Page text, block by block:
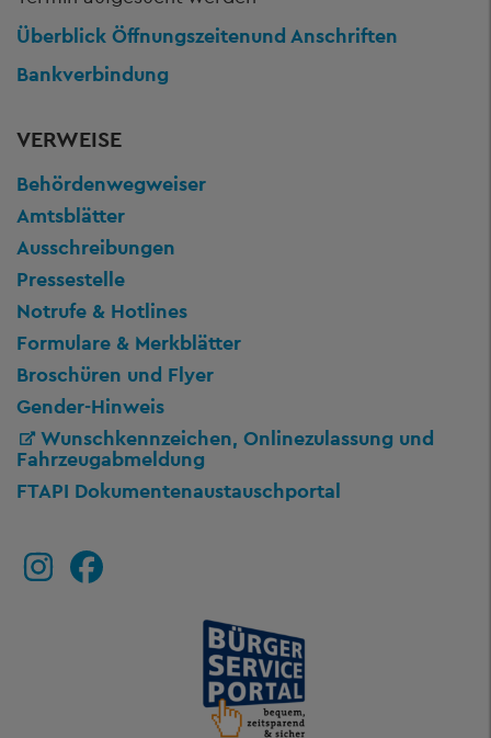
Überblick Öffnungszeitenund Anschriften
Bankverbindung
VERWEISE
Behördenwegweiser
Amtsblätter
Ausschreibungen
Pressestelle
Notrufe & Hotlines
Formulare & Merkblätter
Broschüren und Flyer
Gender-Hinweis
Wunschkennzeichen, Onlinezulassung und
Fahrzeugabmeldung
FTAPI Dokumentenaustauschportal